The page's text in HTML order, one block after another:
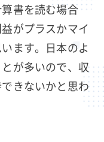
書を読む場合
がプラスかマイ
ます。日本のよ
が多いので、収
きないかと思わ